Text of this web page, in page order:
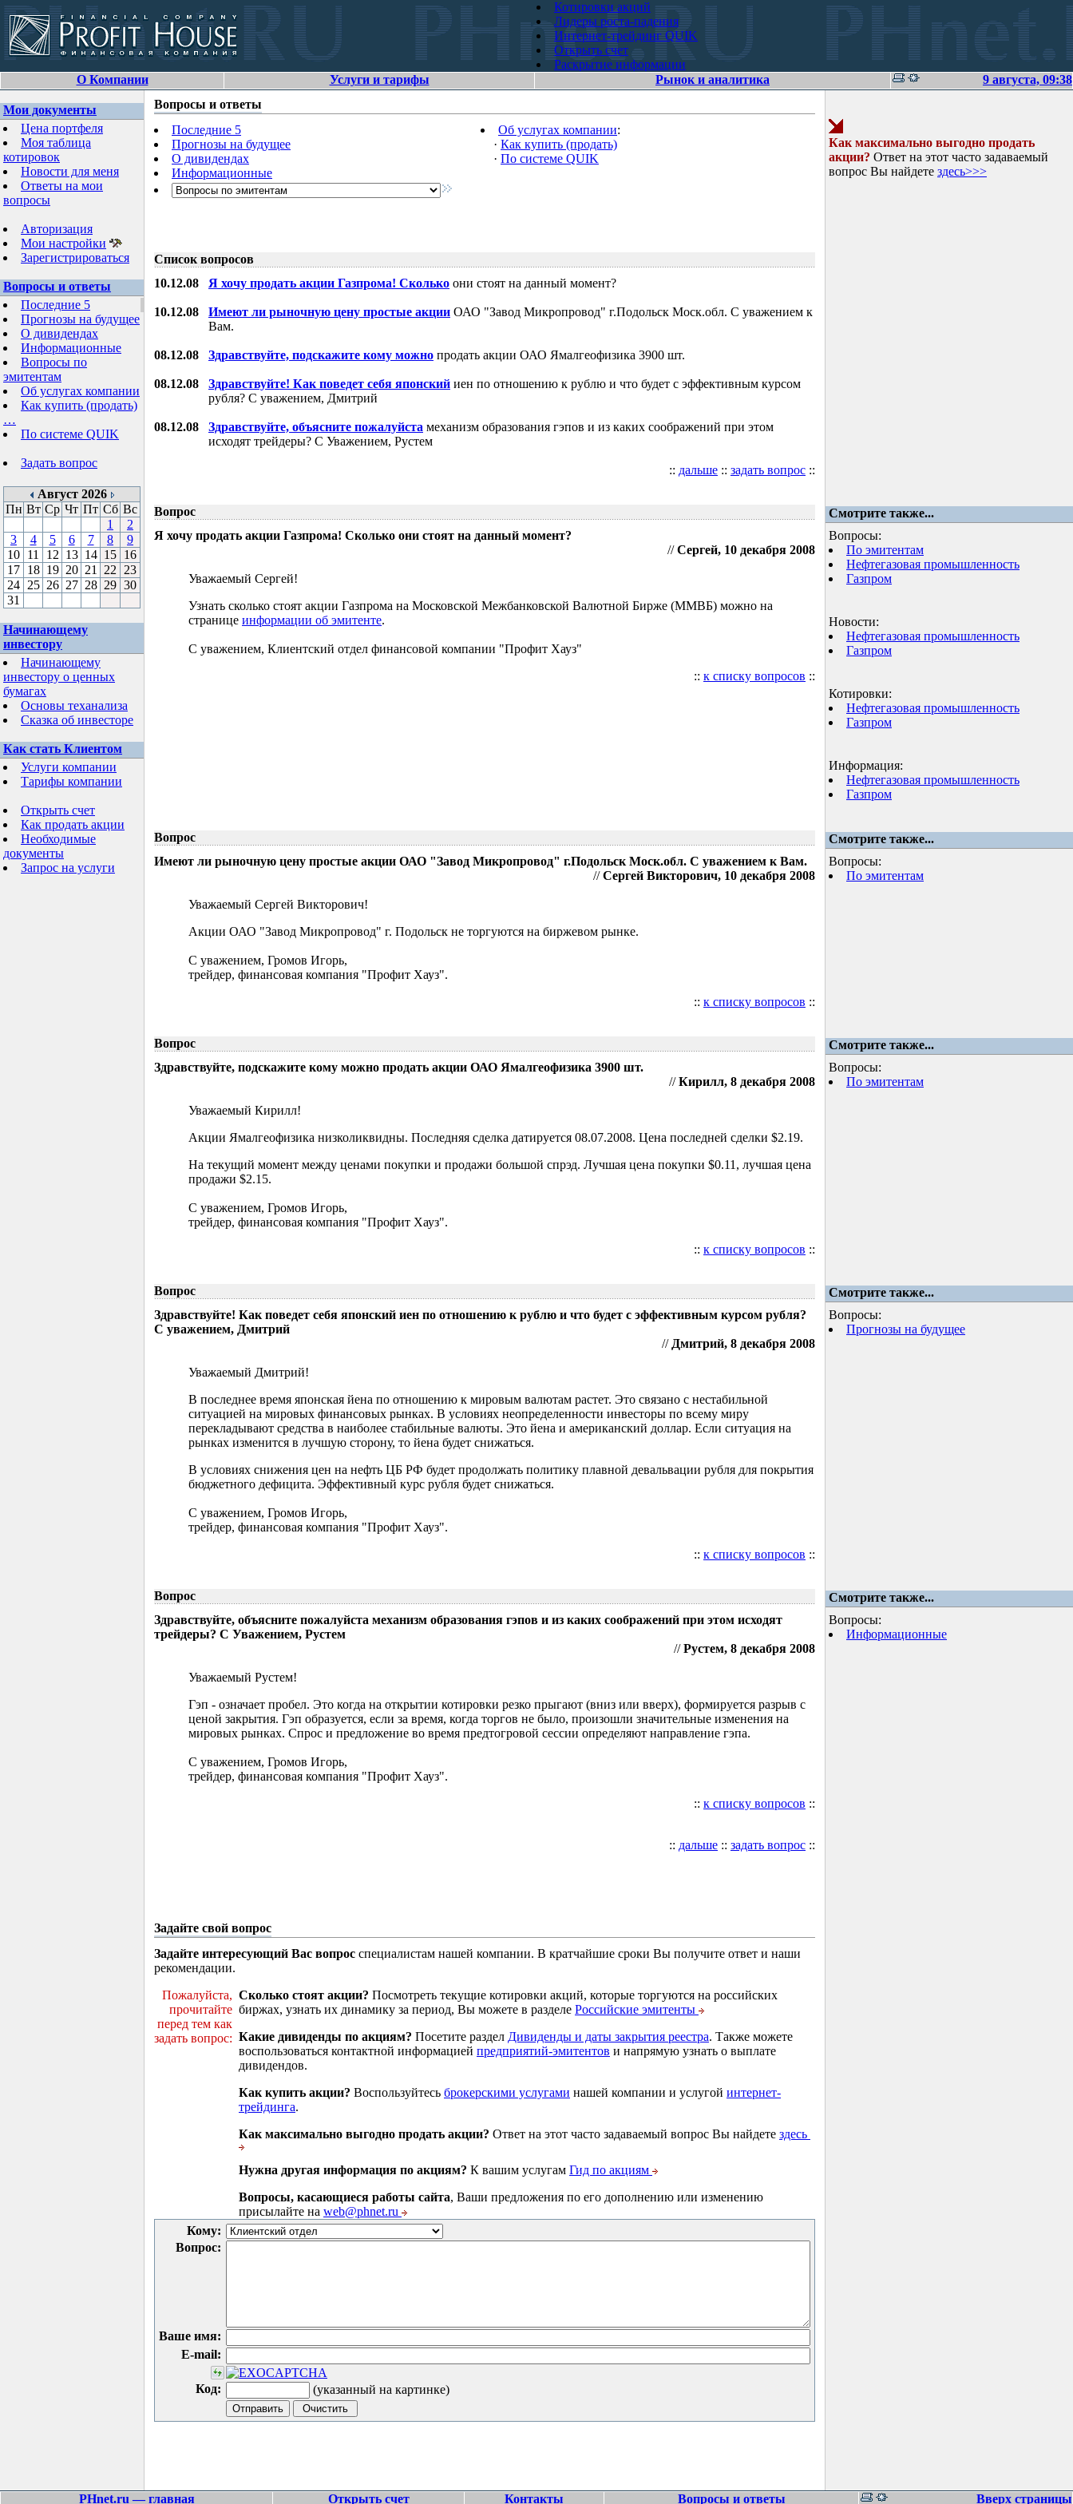
Котировки акций
Лидеры роста-падения
Интернет-трейдинг QUIK
Открыть счет
Раскрытие информации
О Компании
Услуги и тарифы Рынок и аналитика 9 августа, 09:38
Мои документы
Цена портфеля
Моя таблица
котировок
Новости для меня
Ответы на мои
вопросы
Авторизация
Мои настройки
Зарегистрироваться
Вопросы и ответы
Последние 5
Прогнозы на будущее
О дивидендах
Информационные
Вопросы по
эмитентам
Об услугах компании
Как купить (продать)
…
По системе QUIK
Задать вопрос
Август 2026
Пн Вт Ср Чт Пт Сб Вс
1
2
3
4 5 6 7 8
9
10 11 12 13 14 15 16
17 18 19 20 21 22
23
24 25 26 27 28 29 30
31
Начинающему
инвестору
Начинающему
инвестору о ценных
бумагах
Основы теханализа
Сказка об инвесторе
Как стать Клиентом
Услуги компании
Тарифы компании
Открыть счет
Как продать акции
Необходимые
документы
Запрос на услуги
Вопросы и ответы
Последние 5
Прогнозы на будущее
О дивидендах
Информационные
Об услугах компании:
· Как купить (продать)
· По системе QUIK
Список вопросов
10.12.08 Я хочу продать акции Газпрома! Сколько они стоят на данный момент?
10.12.08 Имеют ли рыночную цену простые акции ОАО "Завод Микропровод" г.Подольск Моск.обл. С уважением к
Вам.
08.12.08 Здравствуйте, подскажите кому можно продать акции ОАО Ямалгеофизика 3900 шт.
08.12.08 Здравствуйте! Как поведет себя японский иен по отношению к рублю и что будет с эффективным курсом
рубля? С уважением, Дмитрий
08.12.08 Здравствуйте, объясните пожалуйста механизм образования гэпов и из каких соображений при этом
исходят трейдеры? С Уважением, Рустем
:: дальше :: задать вопрос ::
Как максимально выгодно продать
акции? Ответ на этот часто задаваемый
вопрос Вы найдете здесь>>>
Вопрос
Смотрите также...
Я хочу продать акции Газпрома! Сколько они стоят на данный момент?
//Сергей, 10 декабря 2008
Уважаемый Сергей!
Узнать сколько стоят акции Газпрома на Московской Межбанковской Валютной Бирже (ММВБ) можно на
странице информации об эмитенте.
С уважением, Клиентский отдел финансовой компании "Профит Хауз"
:: к списку вопросов ::
Вопросы:
По эмитентам
Нефтегазовая промышленность
Газпром
Новости:
Нефтегазовая промышленность
Газпром
Котировки:
Нефтегазовая промышленность
Газпром
Информация:
Нефтегазовая промышленность
Газпром
Вопрос
Смотрите также...
Имеют ли рыночную цену простые акции ОАО "Завод Микропровод" г.Подольск Моск.обл. С уважением к Вам.
//Сергей Викторович, 10 декабря 2008
Уважаемый Сергей Викторович!
Акции ОАО "Завод Микропровод" г. Подольск не торгуются на биржевом рынке.
С уважением, Громов Игорь,
трейдер, финансовая компания "Профит Хауз".
:: к списку вопросов ::
Вопросы:
По эмитентам
Вопрос
Смотрите также...
Здравствуйте, подскажите кому можно продать акции ОАО Ямалгеофизика 3900 шт.
//Кирилл, 8 декабря 2008
Уважаемый Кирилл!
Акции Ямалгеофизика низколиквидны. Последняя сделка датируется 08.07.2008. Цена последней сделки $2.19.
На текущий момент между ценами покупки и продажи большой спрэд. Лучшая цена покупки $0.11, лучшая цена
продажи $2.15.
С уважением, Громов Игорь,
трейдер, финансовая компания "Профит Хауз".
:: к списку вопросов ::
Вопросы:
По эмитентам
Вопрос
Смотрите также...
Здравствуйте! Как поведет себя японский иен по отношению к рублю и что будет с эффективным курсом рубля?
С уважением, Дмитрий
// Дмитрий, 8 декабря 2008
Уважаемый Дмитрий!
В последнее время японская йена по отношению к мировым валютам растет. Это связано с нестабильной
ситуацией на мировых финансовых рынках. В условиях неопределенности инвесторы по всему миру
перекладывают средства в наиболее стабильные валюты. Это йена и американский доллар. Если ситуация на
рынках изменится в лучшую сторону, то йена будет снижаться.
В условиях снижения цен на нефть ЦБ РФ будет продолжать политику плавной девальвации рубля для покрытия
бюджетного дефицита. Эффективный курс рубля будет снижаться.
С уважением, Громов Игорь,
трейдер, финансовая компания "Профит Хауз".
:: к списку вопросов ::
Вопросы:
Прогнозы на будущее
Вопрос
Смотрите также...
Здравствуйте, объясните пожалуйста механизм образования гэпов и из каких соображений при этом исходят
трейдеры? С Уважением, Рустем
//Рустем, 8 декабря 2008
Уважаемый Рустем!
Гэп - означает пробел. Это когда на открытии котировки резко прыгают (вниз или вверх), формируется разрыв с
ценой закрытия. Гэп образуется, если за время, когда торгов не было, произошли значительные изменения на
мировых рынках. Спрос и предложение во время предтогровой сессии определяют направление гэпа.
С уважением, Громов Игорь,
трейдер, финансовая компания "Профит Хауз".
:: к списку вопросов ::
Вопросы:
Информационные
:: дальше :: задать вопрос ::
Задайте свой вопрос
Задайте интересующий Вас вопрос специалистам нашей компании. В кратчайшие сроки Вы получите ответ и наши
рекомендации.
Пожалуйста,
прочитайте
перед тем как
задать вопрос:
Сколько стоят акции? Посмотреть текущие котировки акций, которые торгуются на российских
биржах, узнать их динамику за период, Вы можете в разделе Российские эмитенты
Какие дивиденды по акциям? Посетите раздел Дивиденды и даты закрытия реестра. Также можете
воспользоваться контактной информацией предприятий-эмитентов и напрямую узнать о выплате
дивидендов.
Как купить акции? Воспользуйтесь брокерскими услугами нашей компании и услугой интернет-
трейдинга.
Как максимально выгодно продать акции? Ответ на этот часто задаваемый вопрос Вы найдете здесь
Нужна другая информация по акциям? К вашим услугам Гид по акциям
Вопросы, касающиеся работы сайта, Ваши предложения по его дополнению или изменению
присылайте на web@phnet.ru
Кому:
Вопрос:
Ваше имя:
E-mail:
Код: (указанный на картинке)
PHnet.ru — главная Открыть счет Контакты Вопросы и ответы Вверх страницы